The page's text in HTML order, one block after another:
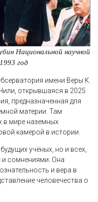
Национальной научной
год
имени Веры К.
открывшаяся в 2025
предназначенная для
материи. Там
в мире наземных
камерой в истории.
учёных, но и всех,
и сомнениями. Она
и вера в
человечества о